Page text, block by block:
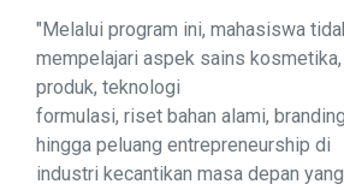
"Melalui program ini, mahasiswa
mempelajari aspek sains
produk, teknologi
formulasi, riset bahan alami,
hingga peluang entrepreneurship di
industri kecantikan masa depan